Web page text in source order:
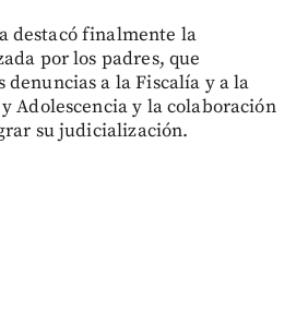
destacó finalmente la
por los padres, que
denuncias a la Fiscalía y a la
Adolescencia y la colaboración
su judicialización.